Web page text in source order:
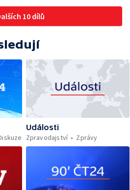
10 dílů
Události
Zpravodajství
Zprávy